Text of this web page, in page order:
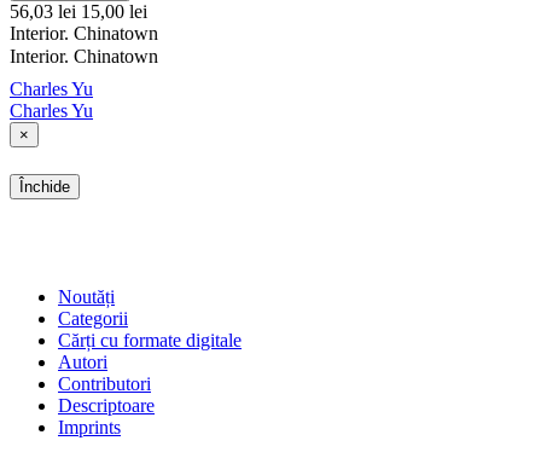
56,03 lei 15,00 lei
Interior. Chinatown
Interior. Chinatown
Charles Yu
Charles Yu
×
Închide
Noutăți
Categorii
Cărți cu formate digitale
Autori
Contributori
Descriptoare
Imprints